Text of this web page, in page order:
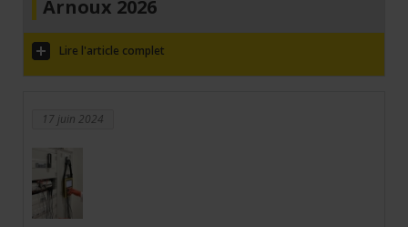
Arnoux 2026
Lire l'article complet
17 juin 2024